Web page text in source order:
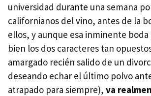
universidad durante una semana
californianos del vino, antes de la
ellos, y aunque esa inminente
bien los dos caracteres tan
amargado recién salido de un
deseando echar el último polvo
atrapado para siempre), va